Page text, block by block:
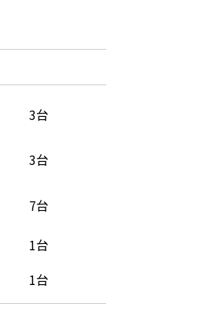
3台
3台
7台
1台
1台